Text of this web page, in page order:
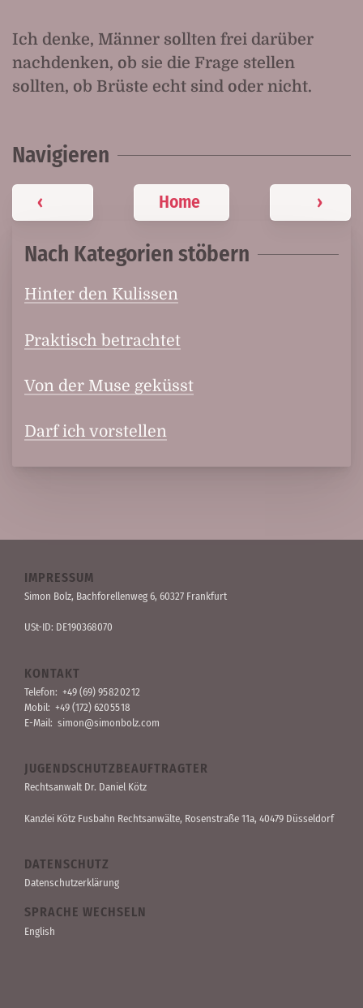
Ich denke, Männer sollten frei darüber
nachdenken, ob sie die Frage stellen
sollten, ob Brüste echt sind oder nicht.
Navigieren
‹ Home ›
Nach Kategorien stöbern
Hinter den Kulissen
Praktisch betrachtet
Von der Muse geküsst
Darf ich vorstellen
IMPRESSUM
Simon Bolz, Bachforellen­weg 6, 60327 Frankfurt
USt-ID: DE190368070
KONTAKT
Telefon: +49 (69) 95 82 02 12
Mobil: +49 (172) 620 55 18
E-Mail: simon@simonbolz.com
JUGENDSCHUTZBEAUFTRAGTER
Rechts­anwalt Dr. Daniel Kötz
Kanzlei Kötz Fusbahn Rechts­anwälte, Rosen­straße 11a, 40479 Düssel­dorf
DATENSCHUTZ
Datenschutzerklärung
SPRACHE WECHSELN
English